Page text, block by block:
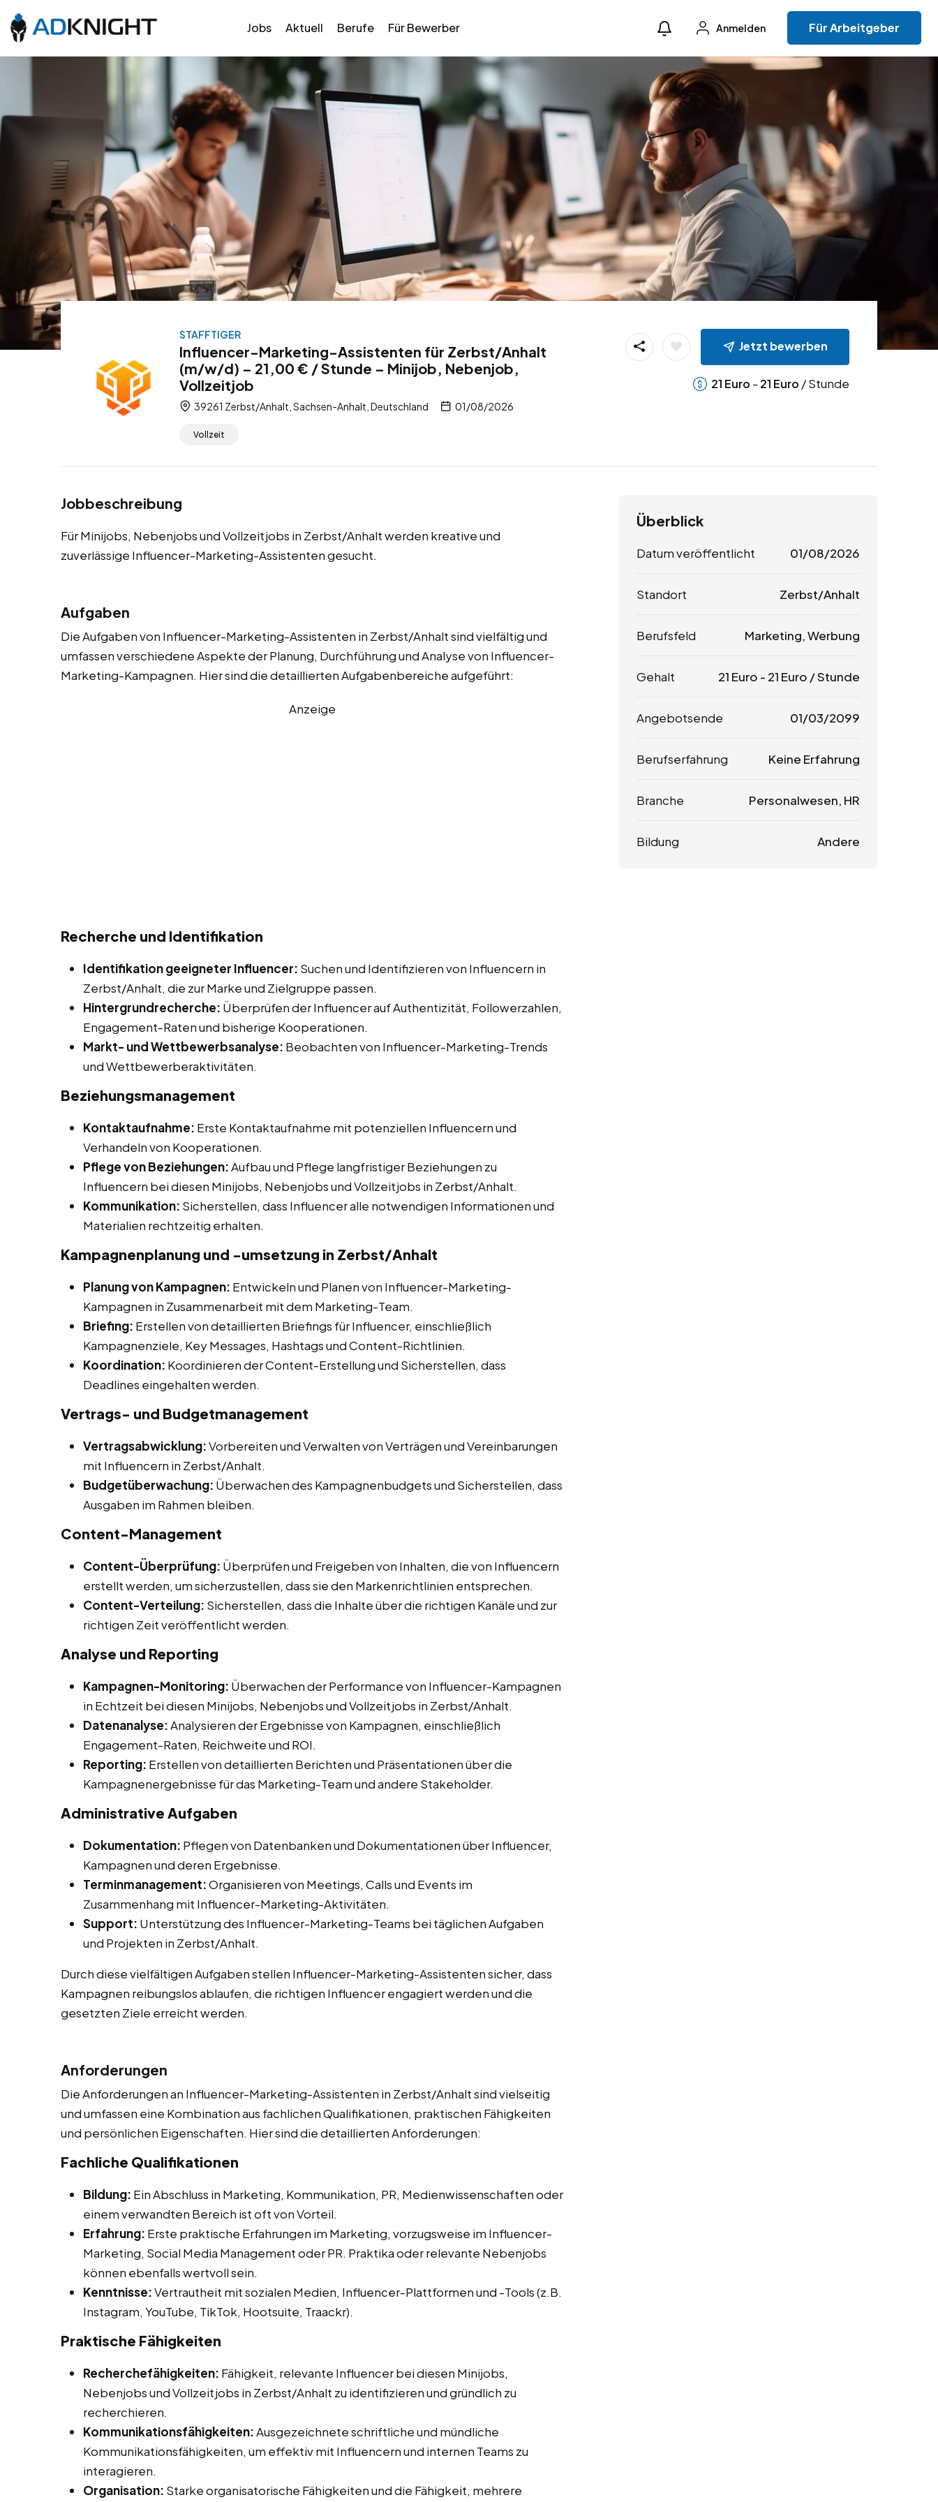
Jobs Aktuell Berufe Für Bewerber Anmelden Für Arbeitgeber
STAFFTIGER
Influencer-Marketing-Assistenten für Zerbst/Anhalt
(m/w/d) – 21,00 € / Stunde – Minijob, Nebenjob,
Vollzeitjob
39261 Zerbst/Anhalt, Sachsen-Anhalt, Deutschland 01/08/2026
Vollzeit
Jetzt bewerben
21 Euro - 21 Euro / Stunde
Jobbeschreibung
Für Minijobs, Nebenjobs und Vollzeitjobs in Zerbst/Anhalt werden kreative und
zuverlässige Influencer-Marketing-Assistenten gesucht.
Aufgaben
Die Aufgaben von Influencer-Marketing-Assistenten in Zerbst/Anhalt sind vielfältig und
umfassen verschiedene Aspekte der Planung, Durchführung und Analyse von Influencer-
Marketing-Kampagnen. Hier sind die detaillierten Aufgabenbereiche aufgeführt:
Anzeige
Recherche und Identifikation
Identifikation geeigneter Influencer: Suchen und Identifizieren von Influencern in
Zerbst/Anhalt, die zur Marke und Zielgruppe passen.
Hintergrundrecherche: Überprüfen der Influencer auf Authentizität, Followerzahlen,
Engagement-Raten und bisherige Kooperationen.
Markt- und Wettbewerbsanalyse: Beobachten von Influencer-Marketing-Trends
und Wettbewerberaktivitäten.
Beziehungsmanagement
Kontaktaufnahme: Erste Kontaktaufnahme mit potenziellen Influencern und
Verhandeln von Kooperationen.
Pflege von Beziehungen:Aufbau und Pflege langfristiger Beziehungen zu
Influencern bei diesen Minijobs, Nebenjobs und Vollzeitjobs in Zerbst/Anhalt.
Kommunikation: Sicherstellen, dass Influencer alle notwendigen Informationen und
Materialien rechtzeitig erhalten.
Kampagnenplanung und -umsetzung in Zerbst/Anhalt
Planung von Kampagnen: Entwickeln und Planen von Influencer-Marketing-
Kampagnen in Zusammenarbeit mit dem Marketing-Team.
Briefing: Erstellen von detaillierten Briefings für Influencer, einschließlich
Kampagnenziele, Key Messages, Hashtags und Content-Richtlinien.
Koordination: Koordinieren der Content-Erstellung und Sicherstellen, dass
Deadlines eingehalten werden.
Vertrags- und Budgetmanagement
Vertragsabwicklung:Vorbereiten und Verwalten von Verträgen und Vereinbarungen
mit Influencern in Zerbst/Anhalt.
Budgetüberwachung: Überwachen des Kampagnenbudgets und Sicherstellen, dass
Ausgaben im Rahmen bleiben.
Content-Management
Content-Überprüfung: Überprüfen und Freigeben von Inhalten, die von Influencern
erstellt werden, um sicherzustellen, dass sie den Markenrichtlinien entsprechen.
Content-Verteilung: Sicherstellen, dass die Inhalte über die richtigen Kanäle und zur
richtigen Zeit veröffentlicht werden.
Analyse und Reporting
Kampagnen-Monitoring: Überwachen der Performance von Influencer-Kampagnen
in Echtzeit bei diesen Minijobs, Nebenjobs und Vollzeitjobs in Zerbst/Anhalt.
Datenanalyse:Analysieren der Ergebnisse von Kampagnen, einschließlich
Engagement-Raten, Reichweite und ROI.
Reporting: Erstellen von detaillierten Berichten und Präsentationen über die
Kampagnenergebnisse für das Marketing-Team und andere Stakeholder.
Administrative Aufgaben
Dokumentation: Pflegen von Datenbanken und Dokumentationen über Influencer,
Kampagnen und deren Ergebnisse.
Terminmanagement:Organisieren von Meetings, Calls und Events im
Zusammenhang mit Influencer-Marketing-Aktivitäten.
Support: Unterstützung des Influencer-Marketing-Teams bei täglichen Aufgaben
und Projekten in Zerbst/Anhalt.
Durch diese vielfältigen Aufgaben stellen Influencer-Marketing-Assistenten sicher, dass
Kampagnen reibungslos ablaufen, die richtigen Influencer engagiert werden und die
gesetzten Ziele erreicht werden.
Anforderungen
Die Anforderungen an Influencer-Marketing-Assistenten in Zerbst/Anhalt sind vielseitig
und umfassen eine Kombination aus fachlichen Qualifikationen, praktischen Fähigkeiten
und persönlichen Eigenschaften. Hier sind die detaillierten Anforderungen:
Fachliche Qualifikationen
Bildung: Ein Abschluss in Marketing, Kommunikation, PR, Medienwissenschaften oder
einem verwandten Bereich ist oft von Vorteil.
Erfahrung: Erste praktische Erfahrungen im Marketing, vorzugsweise im Influencer-
Marketing, Social Media Management oder PR. Praktika oder relevante Nebenjobs
können ebenfalls wertvoll sein.
Kenntnisse:Vertrautheit mit sozialen Medien, Influencer-Plattformen und -Tools (z.B.
Instagram, YouTube, TikTok, Hootsuite, Traackr).
Praktische Fähigkeiten
Recherchefähigkeiten: Fähigkeit, relevante Influencer bei diesen Minijobs,
Nebenjobs und Vollzeitjobs in Zerbst/Anhalt zu identifizieren und gründlich zu
recherchieren.
Kommunikationsfähigkeiten:Ausgezeichnete schriftliche und mündliche
Kommunikationsfähigkeiten, um effektiv mit Influencern und internen Teams zu
interagieren.
Organisation: Starke organisatorische Fähigkeiten und die Fähigkeit, mehrere
Überblick
Datum veröffentlicht 01/08/2026
Standort Zerbst/Anhalt
Berufsfeld Marketing, Werbung
Gehalt 21 Euro - 21 Euro / Stunde
Angebotsende 01/03/2099
Berufserfahrung Keine Erfahrung
Branche Personalwesen, HR
Bildung Andere